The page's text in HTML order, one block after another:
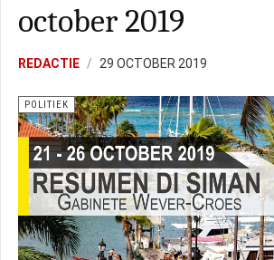
october 2019
REDACTIE 29 OCTOBER 2019
POLITIEK